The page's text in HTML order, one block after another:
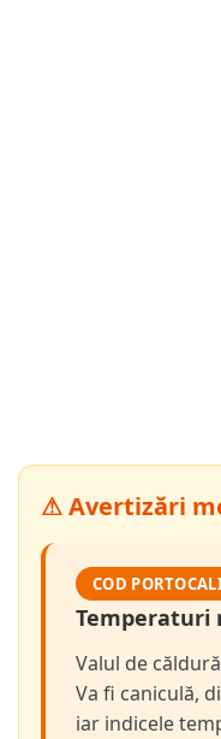
⚠ Avertizări
COD
Temperaturi
Valul de
Va fi caniculă,
iar indicele